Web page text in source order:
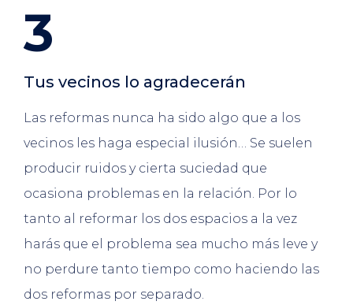
3
Tus vecinos lo agradecerán
Las reformas nunca ha sido algo que a los
vecinos les haga especial ilusión… Se suelen
producir ruidos y cierta suciedad que
ocasiona problemas en la relación. Por lo
tanto al reformar los dos espacios a la vez
harás que el problema sea mucho más leve y
no perdure tanto tiempo como haciendo las
dos reformas por separado.